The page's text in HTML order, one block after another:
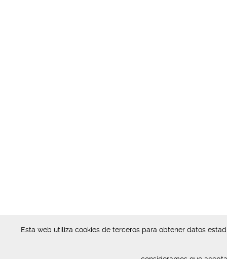
Esta web utiliza cookies de terceros para obtener datos